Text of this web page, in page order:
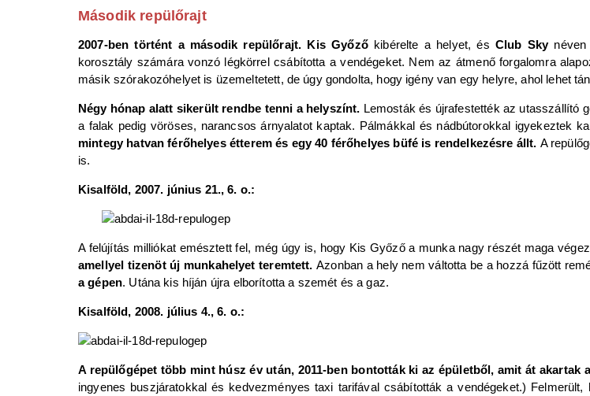
Második repülőrajt
2007-ben történt a második repülőrajt. Kis Győző kibérelte a helyet, és Club Skynéven
korosztály számára vonzó légkörrel csábította a vendégeket. Nem az átmenő forgalomra
másik szórakozóhelyet is üzemeltetett, de úgy gondolta, hogy igény van egy helyre, ahol lehet
Négy hónap alatt sikerült rendbe tenni a helyszínt. Lemosták és újrafestették az utasszállító
a falak pedig vöröses, narancsos árnyalatot kaptak. Pálmákkal és nádbútorokkal igyekeztek
mintegy hatvan férőhelyes étterem és egy 40 férőhelyes büfé is rendelkezésre állt. A
is.
Kisalföld, 2007. június 21., 6. o.:
A felújítás milliókat emésztett fel, még úgy is, hogy Kis Győző a munka nagy részét maga
amellyel tizenöt új munkahelyet teremtett.Azonban a hely nem váltotta be a hozzá fűzött
a gépen. Utána kis híján újra elborította a szemét és a gaz.
Kisalföld, 2008. július 4., 6. o.:
A repülőgépet több mint húsz év után, 2011-ben bontották ki az épületből, amit át akartak
ingyenes buszjáratokkal és kedvezményes taxi tarifával csábították a vendégeket.)